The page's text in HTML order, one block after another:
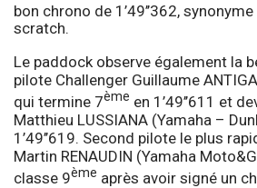
bon chrono de 1’49’’362,
scratch.
Le paddock observe également la
pilote Challenger Guillaume
qui termine 7ème en 1’49’’611 et
Matthieu LUSSIANA (Yamaha –
1’49’’619. Second pilote le plus
Martin RENAUDIN (Yamaha
classe 9ème après avoir signé un